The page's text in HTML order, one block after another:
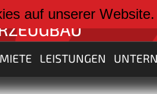
weiter zu:
MIETE LEISTUNGEN
auf unserer